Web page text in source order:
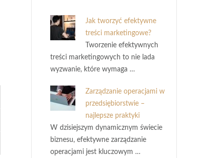
Jak tworzyć efektywne
treści marketingowe?
Tworzenie efektywnych
treści marketingowych to nie lada
wyzwanie, które wymaga …
Zarządzanie operacjami w
przedsiębiorstwie –
najlepsze praktyki
W dzisiejszym dynamicznym świecie
biznesu, efektywne zarządzanie
operacjami jest kluczowym …